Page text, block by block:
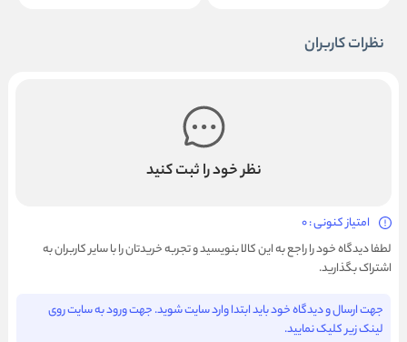
نظرات کاربران
نظر خود را ثبت کنید
امتیاز کنونی : 0
لطفا دیدگاه خود را راجع به این کالا بنویسید و تجربه خریدتان را با سایر کاربران به
اشتراک بگذارید.
جهت ارسال و دیدگاه خود باید ابتدا وارد سایت شوید. جهت ورود به سایت روی
لینک زیر کلیک نمایید.